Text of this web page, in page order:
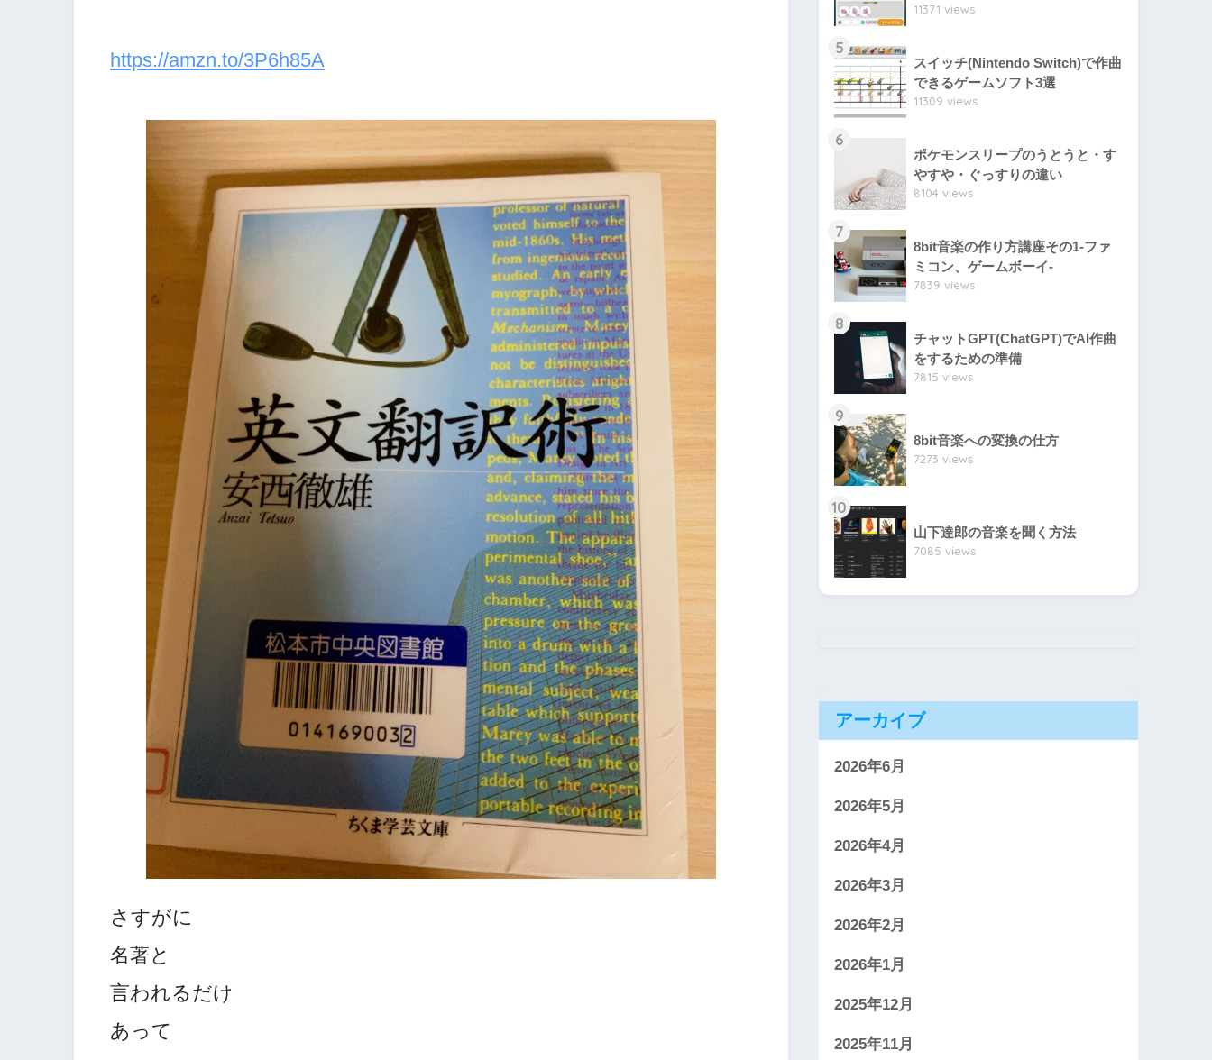
https://amzn.to/3P6h85A
さすがに
名著と
言われるだけ
あって
11371 views
5
スイッチ(Nintendo Switch)で作曲
できるゲームソフト3選
11309 views
6
ポケモンスリープのうとうと・す
やすや・ぐっすりの違い
8104 views
7
8bit音楽の作り方講座その1-ファ
ミコン、ゲームボーイ-
7839 views
8
チャットGPT(ChatGPT)でAI作曲
をするための準備
7815 views
9
8bit音楽への変換の仕方
7273 views
10
山下達郎の音楽を聞く方法
7085 views
アーカイブ
2026年6月
2026年5月
2026年4月
2026年3月
2026年2月
2026年1月
2025年12月
2025年11月